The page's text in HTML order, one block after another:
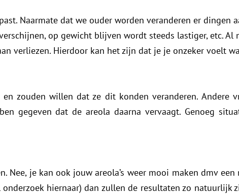
Naarmate dat we ouder worden veranderen er dingen
op gewicht blijven wordt steeds lastiger, etc. Al
verliezen. Hierdoor kan het zijn dat je je onzeker voelt
zouden willen dat ze dit konden veranderen. Andere
gegeven dat de areola daarna vervaagt. Genoeg
je kan ook jouw areola’s weer mooi maken dmv
hiernaar) dan zullen de resultaten zo